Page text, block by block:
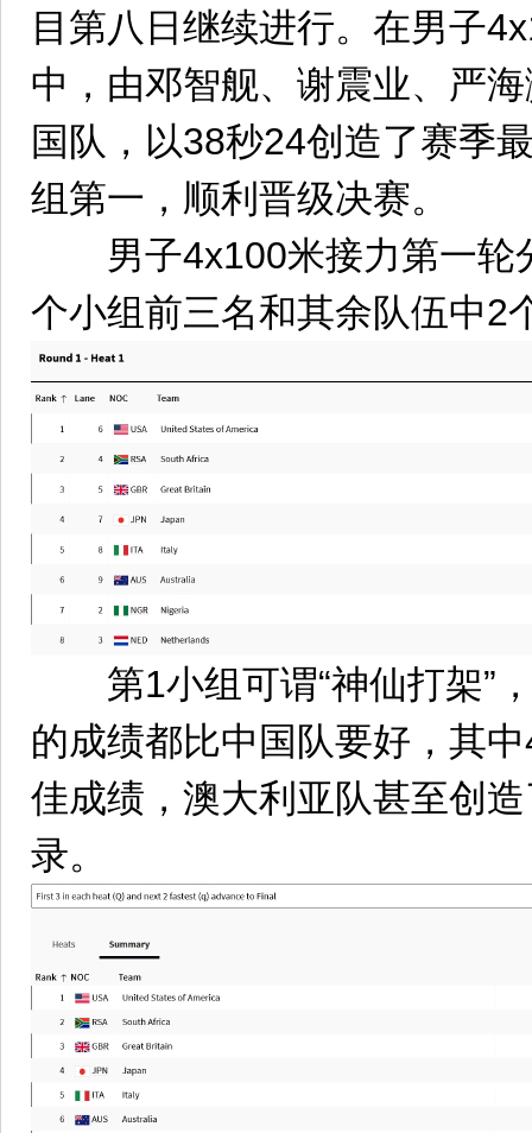
目第八日继续进行。在男子
中，由邓智舰、谢震业、严
国队，以38秒24创造了赛季
组第一，顺利晋级决赛。
男子4x100米接力第一轮
个小组前三名和其余队伍中2
第1小组可谓“神仙打架”
的成绩都比中国队要好，其
佳成绩，澳大利亚队甚至创
录。